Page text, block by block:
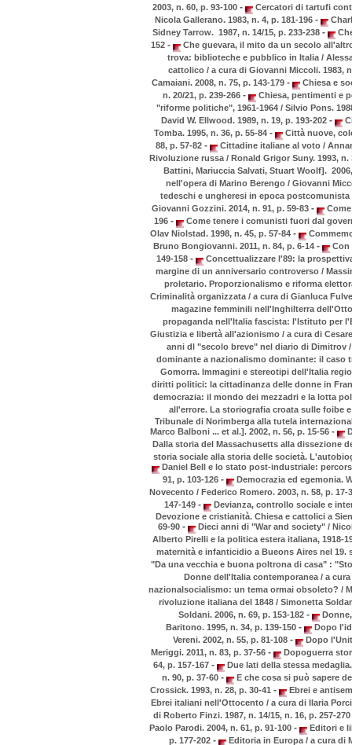
2003, n. 60, p. 93-100 -
Cercatori di tartufi
Nicola Gallerano. 1983, n. 4, p. 181-196 -
Sidney Tarrow. 1987, n. 14/15, p. 233-238 -
152 -
Che guevara, il mito da un secolo
trova: biblioteche e pubblico in Italia /
cattolico / a cura di Giovanni Miccoli. 1983,
Camaiani. 2008, n. 75, p. 143-179 -
Chiesa e
n. 20/21, p. 239-266 -
Chiesa, pentimenti e
"riforme politiche", 1961-1964 / Silvio Pons.
David W. Ellwood. 1989, n. 19, p. 193-202 -
Tomba. 1995, n. 36, p. 55-84 -
Città nuove,
88, p. 57-82 -
Cittadine italiane al voto /
Rivoluzione russa / Ronald Grigor Suny. 1993, n.
Battini, Mariuccia Salvati, Stuart Woolf].
nell'opera di Marino Berengo / Giovanni
tedeschi e ungheresi in epoca postcomunista
Giovanni Gozzini. 2014, n. 91, p. 59-83 -
Come
196 -
Come tenere i comunisti fuori dal
Olav Niolstad. 1998, n. 45, p. 57-84 -
Bruno Bongiovanni. 2011, n. 84, p. 6-14 -
Con
149-158 -
Concettualizzare l'89: la
margine di un anniversario controverso /
proletario. Proporzionalismo e riforma
Criminalità organizzata / a cura di Gianluca
magazine femminili nell'Inghilterra
propaganda nell'Italia fascista: l'Istituto per
Giustizia e libertà all'azionismo / a cura di
anni dl "secolo breve" nel diario di Dimitrov
dominante a nazionalismo dominante: il caso
Gomorra. Immagini e stereotipi dell'Italia
diritti politici: la cittadinanza delle donne in
democrazia: il mondo dei mezzadri e la lotta
all'errore. La storiografia croata sulle foibe
Tribunale di Norimberga alla tutela
Marco Balboni ... et al.]. 2002, n. 56, p. 15-56 -
Dalla storia del Massachusetts alla dissezione
storia sociale alla storia delle società.
Daniel Bell e lo stato post-industriale:
91, p. 103-126 -
Democrazia ed egemonia.
Novecento / Federico Romero. 2003, n. 58, p. 17-
147-149 -
Devianza, controllo sociale e
Devozione e cristianità. Chiesa e cattolici a
69-90 -
Dieci anni di "War and society" /
Alberto Pirelli e la politica estera italiana, 1918-
maternità e infanticidio a Bueons Aires nel 19.
"Da una vecchia e buona poltrona di casa" :
Donne dell'Italia contemporanea / a
nazionalsocialismo: un tema ormai obsoleto? /
rivoluzione italiana del 1848 / Simonetta
Soldani. 2006, n. 69, p. 153-182 -
Donne,
Baritono. 1995, n. 34, p. 139-150 -
Dopo
Vereni. 2002, n. 55, p. 81-108 -
Dopo
Meriggi. 2011, n. 83, p. 37-56 -
Dopoguerra
64, p. 157-167 -
Due lati della stessa
n. 90, p. 37-60 -
E che cosa si può sapere
Crossick. 1993, n. 28, p. 30-41 -
Ebrei e
Ebrei italiani nell'Ottocento / a cura di Ilaria
di Roberto Finzi. 1987, n. 14/15, n. 16, p. 257-270
Paolo Parodi. 2004, n. 61, p. 91-100 -
Editori e
p. 177-202 -
Editoria in Europa / a cura di